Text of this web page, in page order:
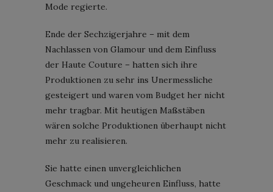
Mode regierte.
Ende der Sechzigerjahre – mit dem
Nachlassen von Glamour und dem Einfluss
der Haute Couture – hatten sich ihre
Produktionen zu sehr ins Unermessliche
gesteigert und waren vom Budget her nicht
mehr tragbar. Mit heutigen Maßstäben
wären solche Produktionen überhaupt nicht
mehr zu realisieren.
Sie hatte einen unvergleichlichen
Geschmack und ungeheuren Einfluss, hatte